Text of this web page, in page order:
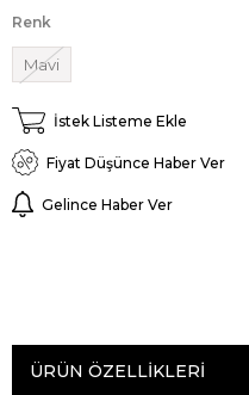
Renk
Mavi
İstek Listeme Ekle
Fiyat Düşünce Haber Ver
Gelince Haber Ver
ÜRÜN ÖZELLIKLERI